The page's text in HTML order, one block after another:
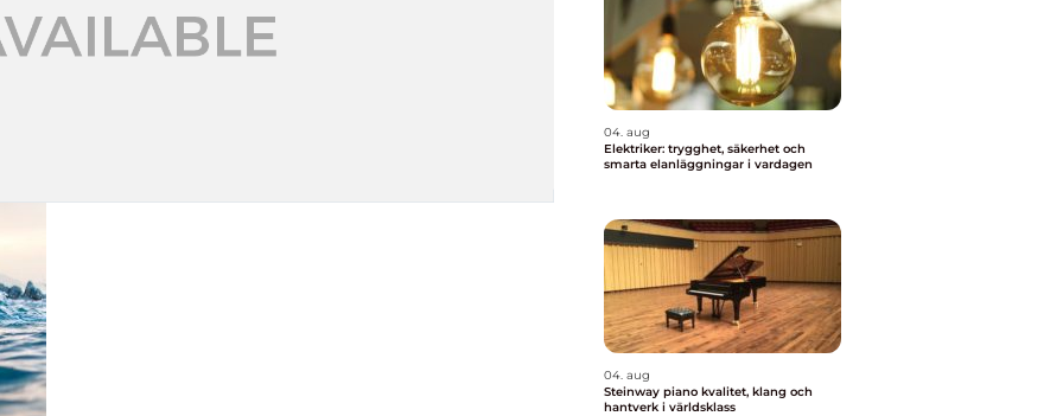
04. aug
Elektriker: trygghet, säkerhet och
smarta elanläggningar i vardagen
04. aug
Steinway piano kvalitet, klang och
hantverk i världsklass